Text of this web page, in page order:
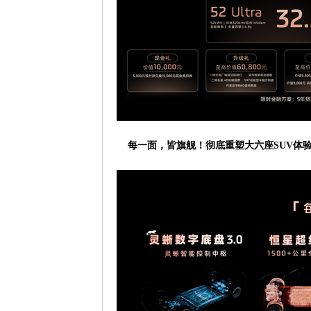
每一面，皆旗舰！彻底重塑大六座SUV体